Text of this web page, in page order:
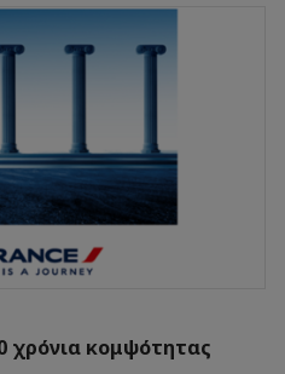
χρόνια κομψότητας